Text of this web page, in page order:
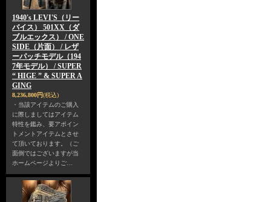
1940's LEVI'S（リー
バイス） 501XX（ダ
ブルエックス） / ONE
SIDE（片面） / レザ
ーパッチモデル（194
7年モデル） / SUPER
“ HIGE ” & SUPER A
GING
8,236,800円(税込)
・当該アイテムのご購入
に際しましてはアイテム
特性を鑑み、要アポイン
トメントアイテムとさせ
て頂いております。（ご
面倒ではございますが当
ホームページよりご…